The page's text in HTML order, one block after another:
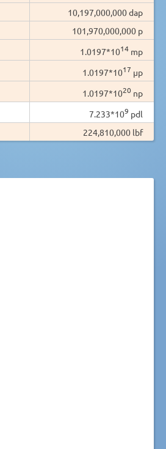
10,197,000,000 dap
101,970,000,000 p
1.0197*1014 mp
1.0197*1017 µp
1.0197*1020 np
7.233*109 pdl
224,810,000 lbf